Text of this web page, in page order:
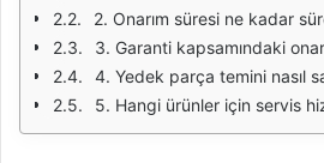
2. Onarım süresi ne kadar
3. Garanti kapsamındaki
4. Yedek parça temini nasıl
5. Hangi ürünler için servis